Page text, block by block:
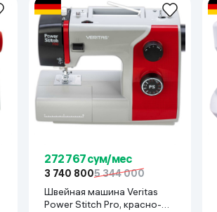
272 767 сум/мес
3 740 8005 344 000
Швейная машина Veritas
Power Stitch Pro, красно-